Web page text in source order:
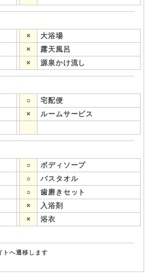
×
大浴場
×
露天風呂
× 源泉かけ流し
○
宅配便
×
ルームサービス
○
ボディソープ
○
バスタオル
○
歯磨きセット
×
入浴剤
×
浴衣
トへ遷移します